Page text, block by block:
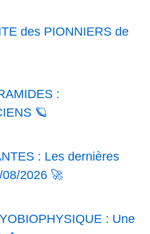
des PIONNIERS de
:
🪐
: Les dernières
2026 🚀
: Une